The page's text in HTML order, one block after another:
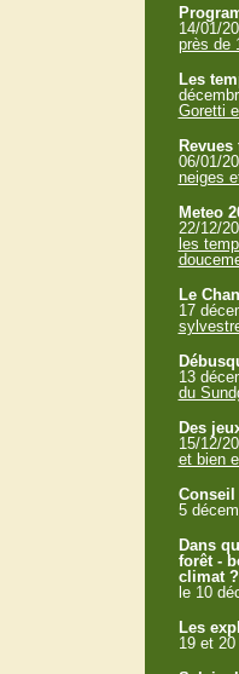
14/01/
près de
Les
Goretti
06/01/
neiges
Meteo
22/12/
les
Le
17
13
du
Des
15/12/
et bien
5
Dans
forêt -
climat ?
le 10
Les
19 et